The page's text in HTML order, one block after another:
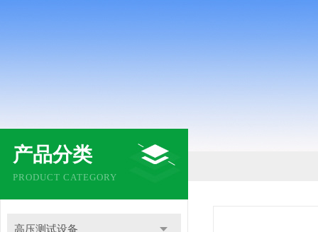
产品分类
PRODUCT CATEGORY
高压测试设备